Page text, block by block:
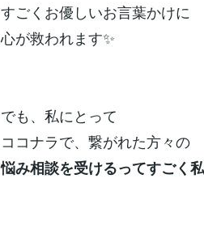
すごくお優しいお言葉かけに
心が救われます✨
でも、私にとって
ココナラで、繋がれた方々の
悩み相談を受けるってすごく